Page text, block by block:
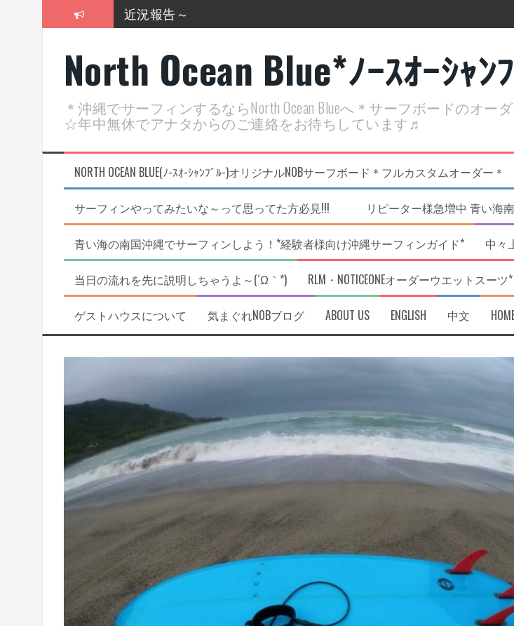
近況報告～
2025年もあざ～した！
近況報告ww
ヤッチマッターーーー！！！
支部長就任報告と支部予選・検定開催決定！
North Ocean Blue*ﾉｰｽｵｰｼｬﾝ
＊沖縄でサーフィンするならNorth Ocean Blueへ＊サーフボードのオ
☆年中無休でアナタからのご連絡をお待ちしています♬
NORTH OCEAN BLUE(ﾉ-ｽｵ-ｼｬﾝﾌﾞﾙ-)オリジナルNOBサーフボード＊フルカスタムオーダー＊
サーフィンやってみたいな～って思ってた方必見!!! リピーター様急増中 青い海南
青い海の南国沖縄でサーフィンしよう！*経験者様向け沖縄サーフィンガイド* 中々
当日の流れを先に説明しちゃうよ～(´Ω｀*) RLM・NOTICEONEオーダーウエットス
ゲストハウスについて 気まぐれNOBブログ ABOUT US ENGLISH 中文